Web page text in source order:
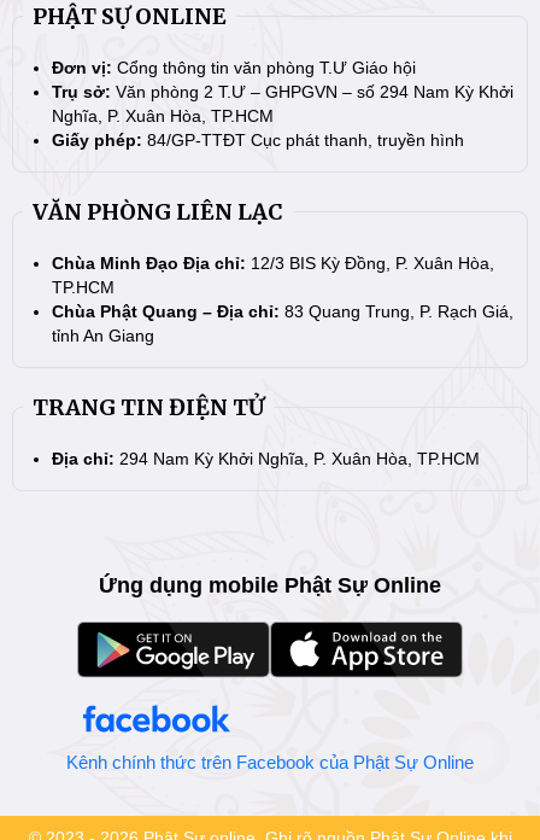
PHẬT SỰ ONLINE
Đơn vị: Cổng thông tin văn phòng T.Ư Giáo hội
Trụ sở: Văn phòng 2 T.Ư – GHPGVN – số 294 Nam Kỳ Khởi
Nghĩa, P. Xuân Hòa, TP.HCM
Giấy phép: 84/GP-TTĐT Cục phát thanh, truyền hình
VĂN PHÒNG LIÊN LẠC
Chùa Minh Đạo Địa chỉ: 12/3 BIS Kỳ Đồng, P. Xuân Hòa,
TP.HCM
Chùa Phật Quang – Địa chỉ: 83 Quang Trung, P. Rạch Giá,
tỉnh An Giang
TRANG TIN ĐIỆN TỬ
Địa chỉ: 294 Nam Kỳ Khởi Nghĩa, P. Xuân Hòa, TP.HCM
Ứng dụng mobile Phật Sự Online
Kênh chính thức trên Facebook của Phật Sự Online